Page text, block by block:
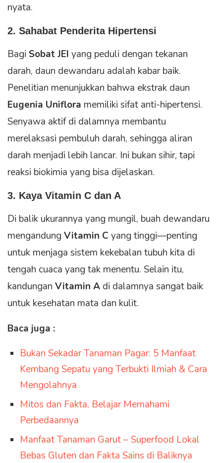
nyata.
2. Sahabat Penderita Hipertensi
Bagi Sobat JEI yang peduli dengan tekanan
darah, daun dewandaru adalah kabar baik.
Penelitian menunjukkan bahwa ekstrak daun
Eugenia Uniflora memiliki sifat anti-hipertensi.
Senyawa aktif di dalamnya membantu
merelaksasi pembuluh darah, sehingga aliran
darah menjadi lebih lancar. Ini bukan sihir, tapi
reaksi biokimia yang bisa dijelaskan.
3. Kaya Vitamin C dan A
Di balik ukurannya yang mungil, buah dewandaru
mengandung Vitamin C yang tinggi—penting
untuk menjaga sistem kekebalan tubuh kita di
tengah cuaca yang tak menentu. Selain itu,
kandungan Vitamin A di dalamnya sangat baik
untuk kesehatan mata dan kulit.
Baca juga :
Bukan Sekadar Tanaman Pagar: 5 Manfaat
Kembang Sepatu yang Terbukti Ilmiah & Cara
Mengolahnya
Mitos dan Fakta, Belajar Memahami
Perbedaannya
Manfaat Tanaman Garut – Superfood Lokal
Bebas Gluten dan Fakta Sains di Baliknya